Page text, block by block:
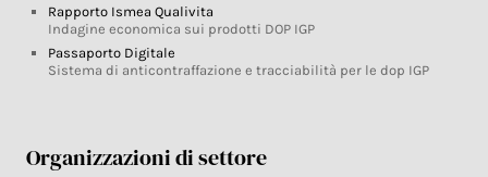
Rapporto Ismea Qualivita
Indagine economica sui prodotti DOP IGP
Passaporto Digitale
Sistema di anticontraffazione e tracciabilità per le dop IGP
Organizzazioni di settore